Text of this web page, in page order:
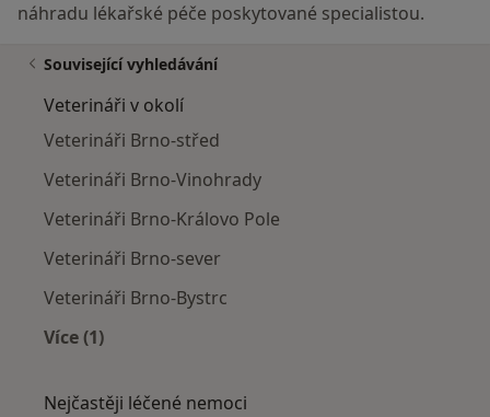
náhradu lékařské péče poskytované specialistou.
Související vyhledávání
Veterináři v okolí
Veterináři Brno-střed
Veterináři Brno-Vinohrady
Veterináři Brno-Královo Pole
Veterináři Brno-sever
Veterináři Brno-Bystrc
Více (1)
Nejčastěji léčené nemoci